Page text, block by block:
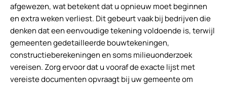
afgewezen, wat betekent dat u opnieuw moet beginnen
en extra weken verliest. Dit gebeurt vaak bij bedrijven die
denken dat een eenvoudige tekening voldoende is, terwijl
gemeenten gedetailleerde bouwtekeningen,
constructieberekeningen en soms milieuonderzoek
vereisen. Zorg ervoor dat u vooraf de exacte lijst met
vereiste documenten opvraagt bij uw gemeente om